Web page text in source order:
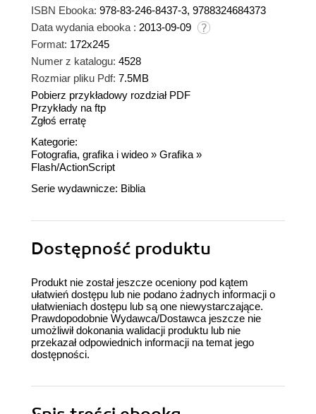
ISBN Ebooka: 978-83-246-8437-3, 9788324684373
Data wydania ebooka : 2013-09-09
Format: 172x245
Numer z katalogu: 4528
Rozmiar pliku Pdf: 7.5MB
Pobierz przykładowy rozdział PDF
Przykłady na ftp
Zgłoś erratę
Kategorie:
Fotografia, grafika i wideo » Grafika »
Flash/ActionScript
Serie wydawnicze: Biblia
Dostępność produktu
Produkt nie został jeszcze oceniony pod kątem
ułatwień dostępu lub nie podano żadnych informacji o
ułatwieniach dostępu lub są one niewystarczające.
Prawdopodobnie Wydawca/Dostawca jeszcze nie
umożliwił dokonania walidacji produktu lub nie
przekazał odpowiednich informacji na temat jego
dostępności.